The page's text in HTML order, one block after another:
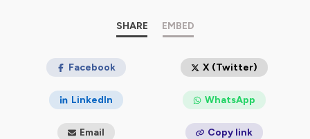
pour plus d'informations.
SHARE EMBED
Facebook X (Twitter)
LinkedIn WhatsApp
Email Copy link